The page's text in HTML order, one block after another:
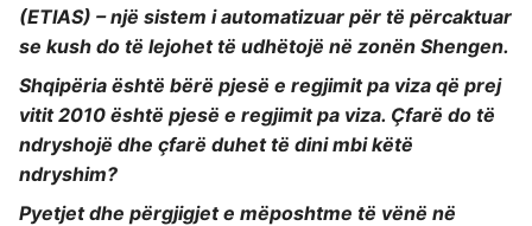
(ETIAS) – një sistem i automatizuar për të përcaktuar
se kush do të lejohet të udhëtojë në zonën Shengen.
Shqipëria është bërë pjesë e regjimit pa viza që prej
vitit 2010 është pjesë e regjimit pa viza. Çfarë do të
ndryshojë dhe çfarë duhet të dini mbi këtë
ndryshim?
Pyetjet dhe përgjigjet e mëposhtme të vënë në